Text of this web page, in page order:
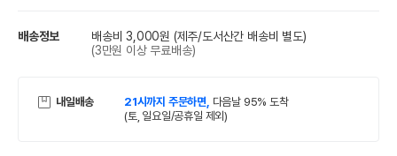
배송정보 배송비 3,000원 (제주/도서산간 배송비 별도)
(3만원 이상 무료배송)
내일배송 21시까지 주문하면, 다음날 95% 도착
(토, 일요일/공휴일 제외)